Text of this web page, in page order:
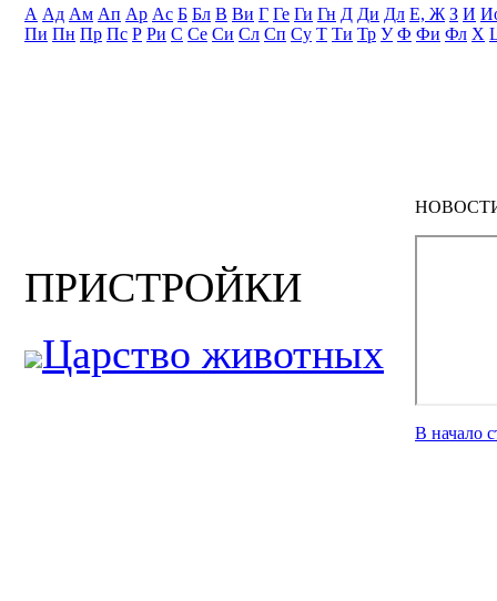
А Ад Ам Ап Ар Ас Б Бл В Ви Г Ге Ги Гн Д Ди Дл Е, Ж З И
Пи Пн Пр Пс Р Ри С Се Си Сл Сп Су Т Ти Тр У Ф Фи Фл Х
ПРИСТРОЙКИ
Царство животных
В начало